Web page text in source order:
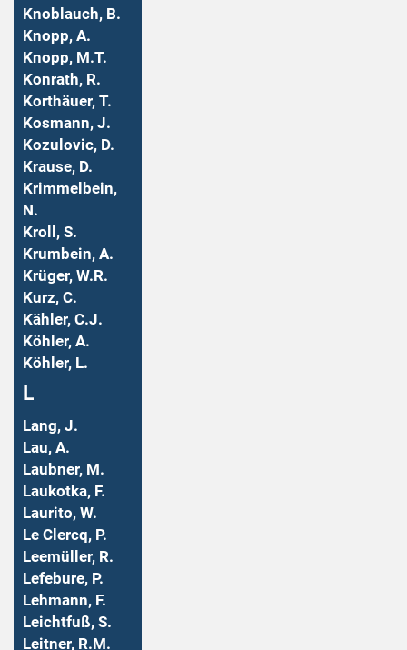
Knoblauch, B.
Knopp, A.
Knopp, M.T.
Konrath, R.
Korthäuer, T.
Kosmann, J.
Kozulovic, D.
Krause, D.
Krimmelbein,
N.
Kroll, S.
Krumbein, A.
Krüger, W.R.
Kurz, C.
Kähler, C.J.
Köhler, A.
Köhler, L.
L
Lang, J.
Lau, A.
Laubner, M.
Laukotka, F.
Laurito, W.
Le Clercq, P.
Leemüller, R.
Lefebure, P.
Lehmann, F.
Leichtfuß, S.
Leitner, R.M.